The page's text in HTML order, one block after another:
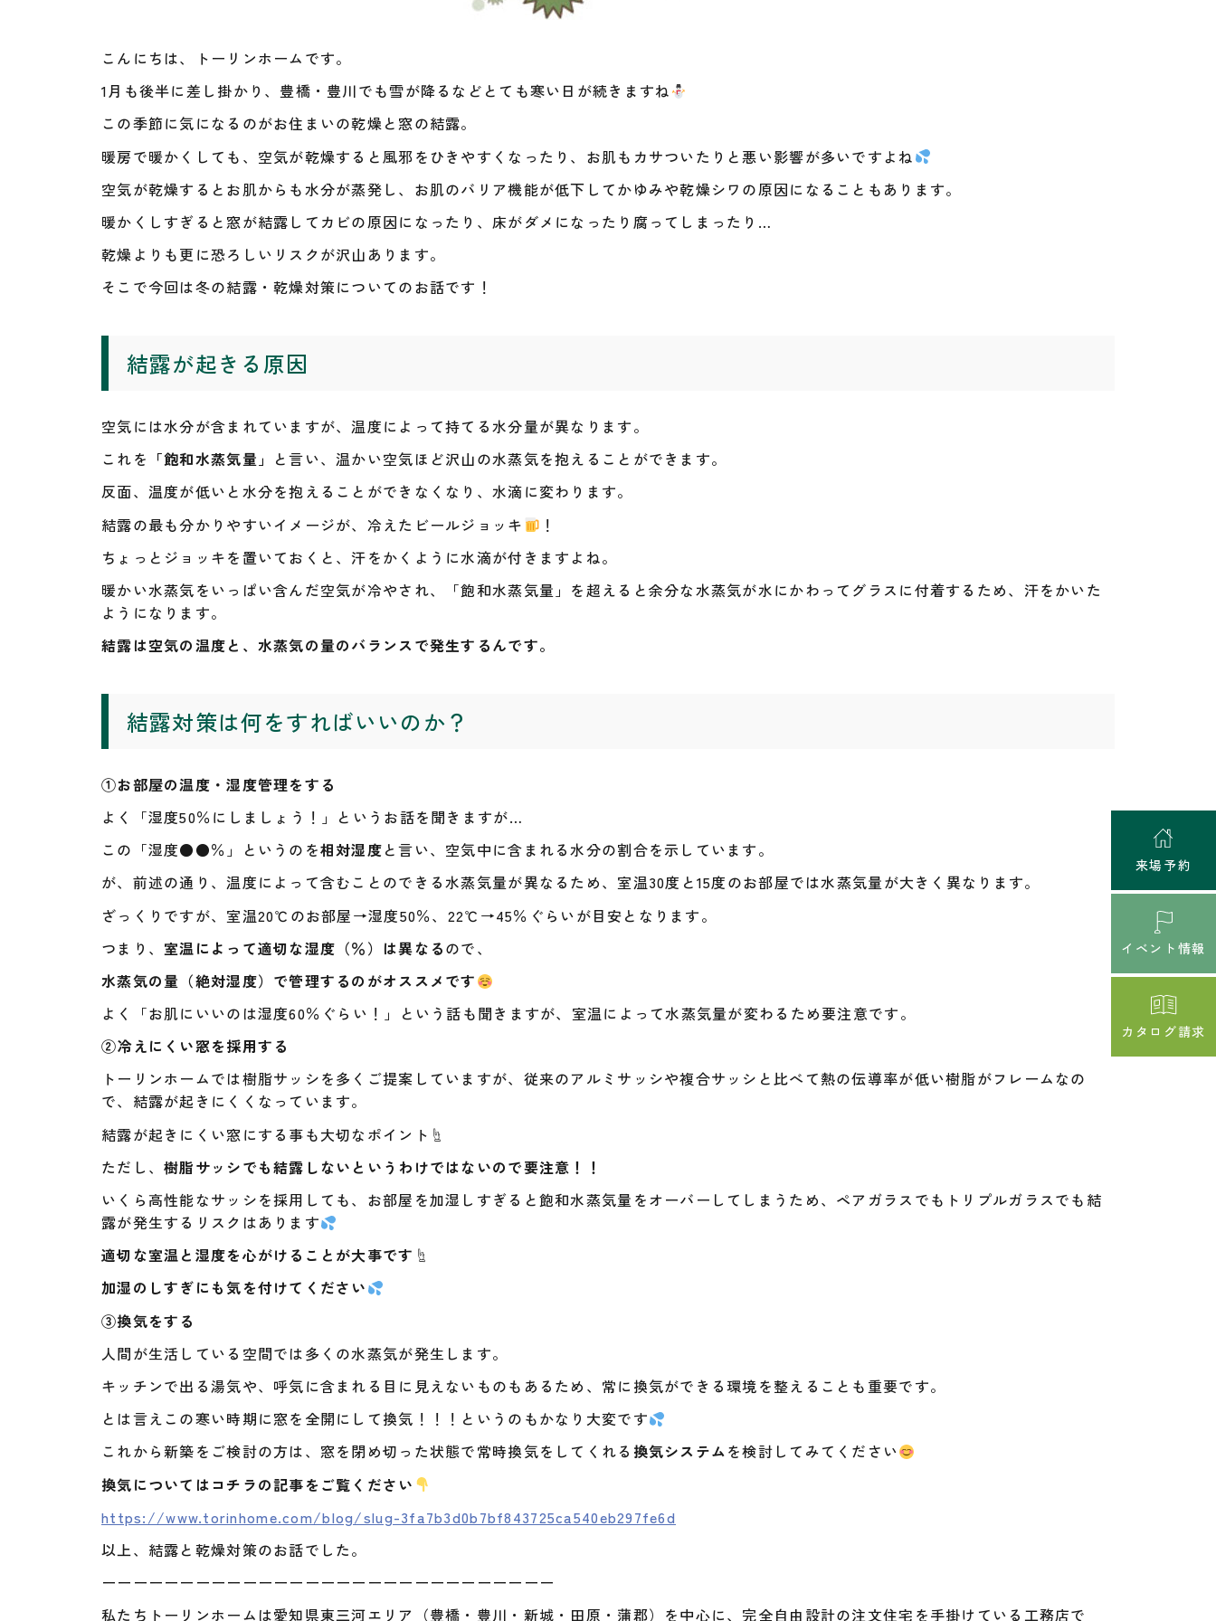
こんにちは、トーリンホームです。
1月も後半に差し掛かり、豊橋・豊川でも雪が降るなどとても寒い日が続きますね
この季節に気になるのがお住まいの乾燥と窓の結露。
暖房で暖かくしても、空気が乾燥すると風邪をひきやすくなったり、お肌もカサついたりと悪い影響が多いですよね
空気が乾燥するとお肌からも水分が蒸発し、お肌のバリア機能が低下してかゆみや乾燥シワの原因になることもあります。
暖かくしすぎると窓が結露してカビの原因になったり、床がダメになったり腐ってしまったり…
乾燥よりも更に恐ろしいリスクが沢山あります。
そこで今回は冬の結露・乾燥対策についてのお話です！
結露が起きる原因
空気には水分が含まれていますが、温度によって持てる水分量が異なります。
これを 「飽和水蒸気量」 と言い、温かい空気ほど沢山の水蒸気を抱えることができます。
反面、温度が低いと水分を抱えることができなくなり、水滴に変わります。
結露の最も分かりやすいイメージが、冷えたビールジョッキ
！
ちょっとジョッキを置いておくと、汗をかくように水滴が付きますよね。
暖かい水蒸気をいっぱい含んだ空気が冷やされ、「飽和水蒸気量」を超えると余分な水蒸気が水にかわってグラスに付着するため、汗をかいた
ようになります。
結露は空気の温度と、水蒸気の量のバランスで発生するんです。
結露対策は何をすればいいのか？
①お部屋の温度・湿度管理をする
よく「湿度50％にしましょう！」というお話を聞きますが…
この「湿度●●％」というのを相対湿度と言い、空気中に含まれる水分の割合を示しています。
が、前述の通り、温度によって含むことのできる水蒸気量が異なるため、室温30度と15度のお部屋では水蒸気量が大きく異なります。
ざっくりですが、室温20℃のお部屋→湿度50％、22℃→45％ぐらいが目安となります。
つまり、 室温によって適切な湿度（％）は異なるので、
水蒸気の量（絶対湿度）で管理するのがオススメです
よく「お肌にいいのは湿度60％ぐらい！」という話も聞きますが、室温によって水蒸気量が変わるため要注意です。
②冷えにくい窓を採用する
トーリンホームでは樹脂サッシを多くご提案していますが、従来のアルミサッシや複合サッシと比べて熱の伝導率が低い樹脂がフレームなの
で、結露が起きにくくなっています。
結露が起きにくい窓にする事も大切なポイント☝️
ただし、樹脂サッシでも結露しないというわけではないので要注意！！
いくら高性能なサッシを採用しても、お部屋を加湿しすぎると飽和水蒸気量をオーバーしてしまうため、ペアガラスでもトリプルガラスでも結
露が発生するリスクはあります
適切な室温と湿度を心がけることが大事です ☝️
加湿のしすぎにも気を付けてください
③換気をする
人間が生活している空間では多くの水蒸気が発生します。
キッチンで出る湯気や、呼気に含まれる目に見えないものもあるため、常に換気ができる環境を整えることも重要です。
とは言えこの寒い時期に窓を全開にして換気！！！というのもかなり大変です
これから新築をご検討の方は、窓を閉め切った状態で常時換気をしてくれる 換気システムを検討してみてください
換気についてはコチラの記事をご覧ください
https://www.torinhome.com/blog/slug-3fa7b3d0b7bf843725ca540eb297fe6d
以上、結露と乾燥対策のお話でした。
ーーーーーーーーーーーーーーーーーーーーーーーーーーーーー
私たちトーリンホームは愛知県東三河エリア（豊橋・豊川・新城・田原・蒲郡）を中心に、完全自由設計の注文住宅を手掛けている工務店で
来場予約
イベント情報
カタログ請求